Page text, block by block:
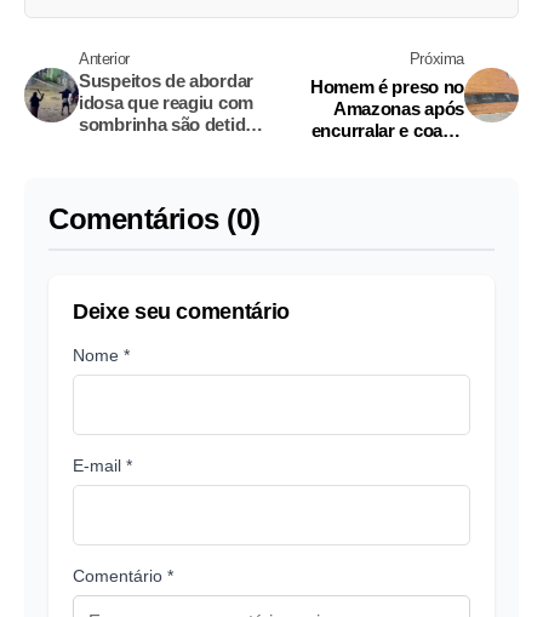
Anterior
Suspeitos de abordar
idosa que reagiu com
sombrinha são detidos
Próxima
Homem é preso no
Amazonas após
encurralar e coagir
Comentários (0)
Deixe seu comentário
Nome *
E-mail *
Comentário *